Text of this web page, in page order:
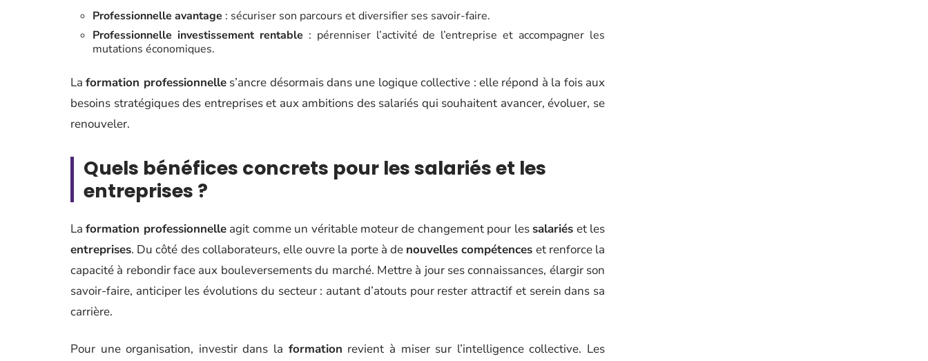
Professionnelle avantage : sécuriser son parcours et diversifier ses savoir-faire.
Professionnelle investissement rentable : pérenniser l’activité de l’entreprise et accompagner les
mutations économiques.
Laformation professionnelles’ancre désormais dans une logique collective : elle répond à la fois aux
besoins stratégiques des entreprises et aux ambitions des salariés qui souhaitent avancer, évoluer, se
renouveler.
Quels bénéfices concrets pour les salariés et les
entreprises ?
Laformation professionnelleagit comme un véritable moteur de changement pour les salariés et les
entreprises. Du côté des collaborateurs, elle ouvre la porte à de nouvelles compétences et renforce la
capacité à rebondir face aux bouleversements du marché. Mettre à jour ses connaissances, élargir son
savoir-faire, anticiper les évolutions du secteur : autant d’atouts pour rester attractif et serein dans sa
carrière.
Pour une organisation, investir dans la formation revient à miser sur l’intelligence collective. Les